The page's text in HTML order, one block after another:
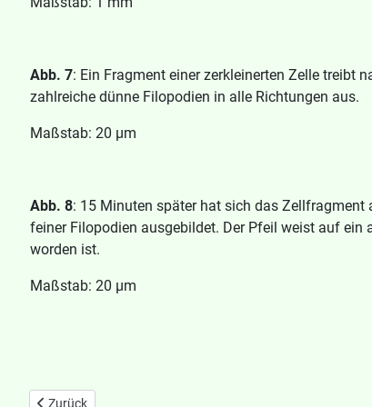
Abb. 7: Ein Fragment einer zerkleinerten Zelle treibt
zahlreiche dünne Filopodien in alle Richtungen aus.
Maßstab: 20 µm
Abb. 8: 15 Minuten später hat sich das Zellfragment
feiner Filopodien ausgebildet. Der Pfeil weist auf ein
worden ist.
Maßstab: 20 µm
Vorheriger Beitrag: 3.1 Cytoskelettausbildung bei
Zurück